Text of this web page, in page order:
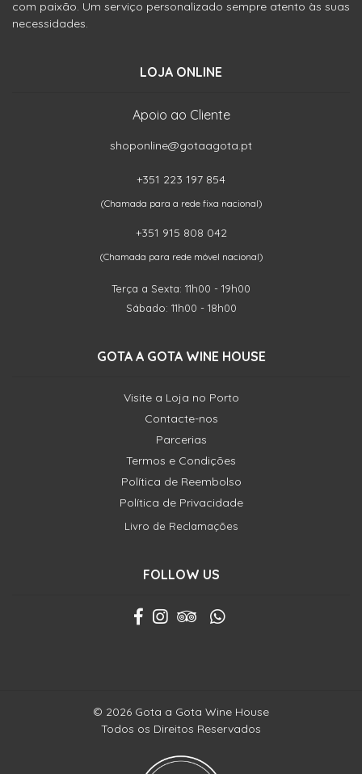
com paixão. Um serviço personalizado sempre atento às suas
necessidades.
LOJA ONLINE
Apoio ao Cliente
shoponline@gotaagota.pt
+351 223 197 854
(Chamada para a rede fixa nacional)
+351 915 808 042
(Chamada para rede móvel nacional)
Terça a Sexta: 11h00 - 19h00
Sábado: 11h00 - 18h00
GOTA A GOTA WINE HOUSE
Visite a Loja no Porto
Contacte-nos
Parcerias
Termos e Condições
Política de Reembolso
Política de Privacidade
Livro de Reclamações
FOLLOW US
© 2026 Gota a Gota Wine House
Todos os Direitos Reservados